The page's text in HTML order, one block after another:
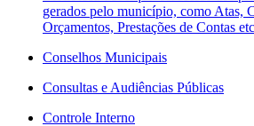
gerados pelo município, como Atas,
Orçamentos, Prestações de Contas
Conselhos Municipais
Consultas e Audiências Públicas
Controle Interno